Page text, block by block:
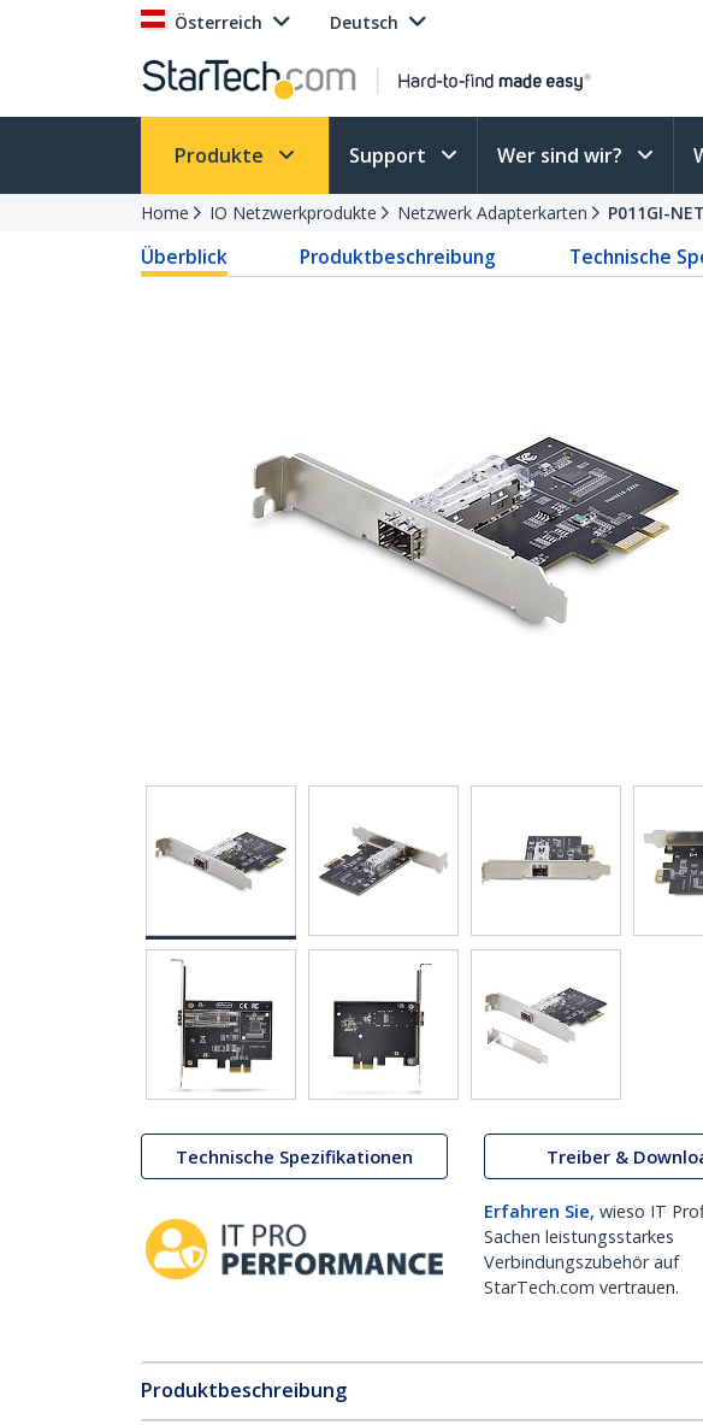
Österreich Deutsch
Produkte Support Wer sind wir?
Home IO Netzwerkprodukte Netzwerk Adapterkarten P011GI-
Überblick Produktbeschreibung Technische
Technische Spezifikationen Treiber &
Erfahren Sie, wieso IT
Sachen leistungsstarkes
Verbindungszubehör auf
StarTech.com vertrauen.
Produktbeschreibung